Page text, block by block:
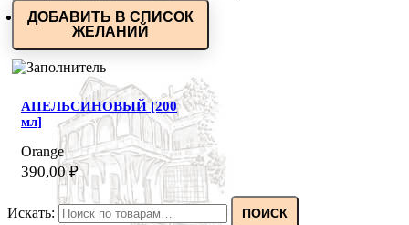
ДОБАВИТЬ В СПИСОК
ЖЕЛАНИЙ
АПЕЛЬСИНОВЫЙ [200
мл]
Orange
390,00₽
Искать: ПОИСК